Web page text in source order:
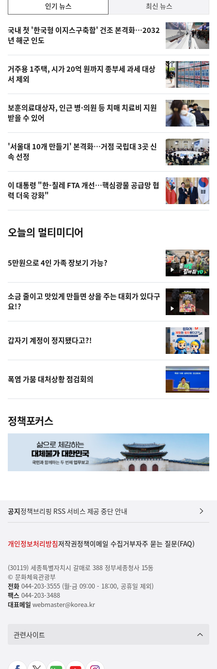
기,
최
신,
오
늘
의
영
상
오
늘
의
사
진
인기 뉴스 최신 뉴스
기
뉴
스
국내 첫 '한국형 이지스구축함' 건조 본격화…2032
년 해군 인도
거주용 1주택, 시가 20억 원까지 종부세 과세 대상
서 제외
보훈의료대상자, 인근 병·의원 등 치매 치료비 지원
받을 수 있어
'서울대 10개 만들기' 본격화…거점 국립대 3곳 신
속 선정
이 대통령 "한-칠레 FTA 개선…핵심광물 공급망 협
력 더욱 강화"
오늘의 멀티미디어
영
상
5만원으로 4인 가족 장보기 가능?
영
상
소금 줄이고 맛있게 만들면 상을 주는 대회가 있다구
요!?
갑자기 계정이 정지됐다고?!
폭염 가뭄 대처상황 점검회의
정책포커스
공지정책브리핑 RSS 서비스 제공 중단 안내
개인정보처리방침저작권정책이메일 수집거부자주 묻는 질문(FAQ)
(30119) 세종특별자치시 갈매로 388 정부세종청사 15동
© 문화체육관광부
전화044-203-3555 (월-금 09:00 - 18:00, 공휴일 제외)
팩스044-203-3488
대표메일 webmaster@korea.kr
관련사이트